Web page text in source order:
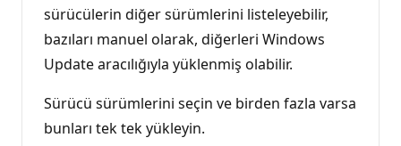
sürücülerin diğer sürümlerini listeleyebilir,
bazıları manuel olarak, diğerleri Windows
Update aracılığıyla yüklenmiş olabilir.
Sürücü sürümlerini seçin ve birden fazla varsa
bunları tek tek yükleyin.